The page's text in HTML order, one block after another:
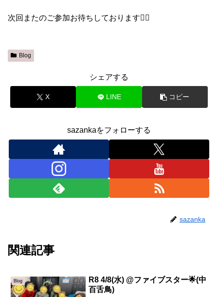
次回またのご参加お待ちしております🙇‍♀️
Blog
シェアする
X LINE コピー
sazankaをフォローする
sazanka
関連記事
Blog
R8 4/8(水) @ファイブスター🌟(中
百舌鳥)